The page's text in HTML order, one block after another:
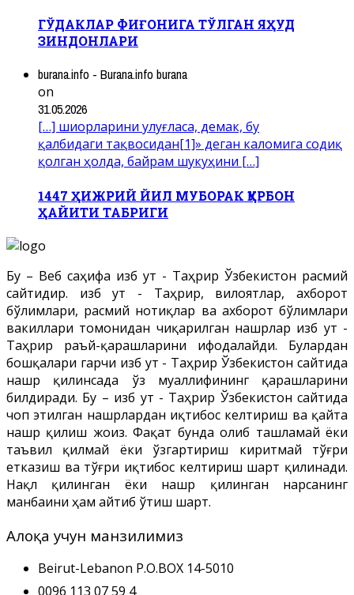
ГЎДАКЛАР ФИҒОНИГА ТЎЛГАН ЯҲУД
ЗИНДОНЛАРИ
burana.info - Burana.info burana
on
31.05.2026
[…] шиорларини улуғласа, демак, бу
қалбидаги тақвосидан[1]» деган каломига содиқ
қолган ҳолда, байрам шукуҳини […]
1447 ҲИЖРИЙ ЙИЛ МУБОРАК ҚУРБОН
ҲАЙИТИ ТАБРИГИ
Бу – Веб саҳифа Ҳизб ут - Таҳрир Ўзбекистон расмий
сайтидир. Ҳизб ут - Таҳрир, вилоятлар, ахборот
бўлимлари, расмий нотиқлар ва ахборот бўлимлари
вакиллари томонидан чиқарилган нашрлар Ҳизб ут -
Таҳрир раъй-қарашларини ифодалайди. Булардан
бошқалари гарчи Ҳизб ут - Таҳрир Ўзбекистон сайтида
нашр қилинсада ўз муаллифининг қарашларини
билдиради. Бу – Ҳизб ут - Таҳрир Ўзбекистон сайтида
чоп этилган нашрлардан иқтибос келтириш ва қайта
нашр қилиш жоиз. Фақат бунда олиб ташламай ёки
таъвил қилмай ёки ўзгартириш киритмай тўғри
етказиш ва тўғри иқтибос келтириш шарт қилинади.
Нақл қилинган ёки нашр қилинган нарсанинг
манбаини ҳам айтиб ўтиш шарт.
Алоқа учун манзилимиз
Beirut-Lebanon P.O.BOX 14-5010
0096 113 07 59 4